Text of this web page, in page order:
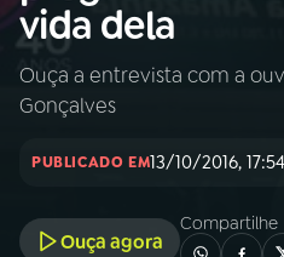
Nacional
AO
INÍCIO
A RÁDIO
vida dela
Ouça a entrevista com a
Gonçalves
PUBLICADO EM13/10/2016, 17:54
Ouça agora
Compartilhe